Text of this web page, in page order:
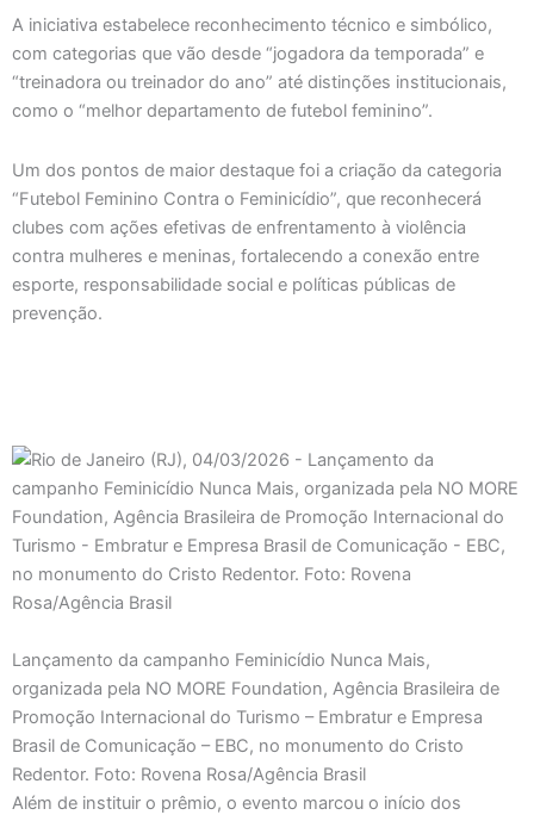
A iniciativa estabelece reconhecimento técnico e simbólico,
com categorias que vão desde “jogadora da temporada” e
“treinadora ou treinador do ano” até distinções institucionais,
como o “melhor departamento de futebol feminino”.
Um dos pontos de maior destaque foi a criação da categoria
“Futebol Feminino Contra o Feminicídio”, que reconhecerá
clubes com ações efetivas de enfrentamento à violência
contra mulheres e meninas, fortalecendo a conexão entre
esporte, responsabilidade social e políticas públicas de
prevenção.
Lançamento da campanho Feminicídio Nunca Mais,
organizada pela NO MORE Foundation, Agência Brasileira de
Promoção Internacional do Turismo – Embratur e Empresa
Brasil de Comunicação – EBC, no monumento do Cristo
Redentor. Foto: Rovena Rosa/Agência Brasil
Além de instituir o prêmio, o evento marcou o início dos